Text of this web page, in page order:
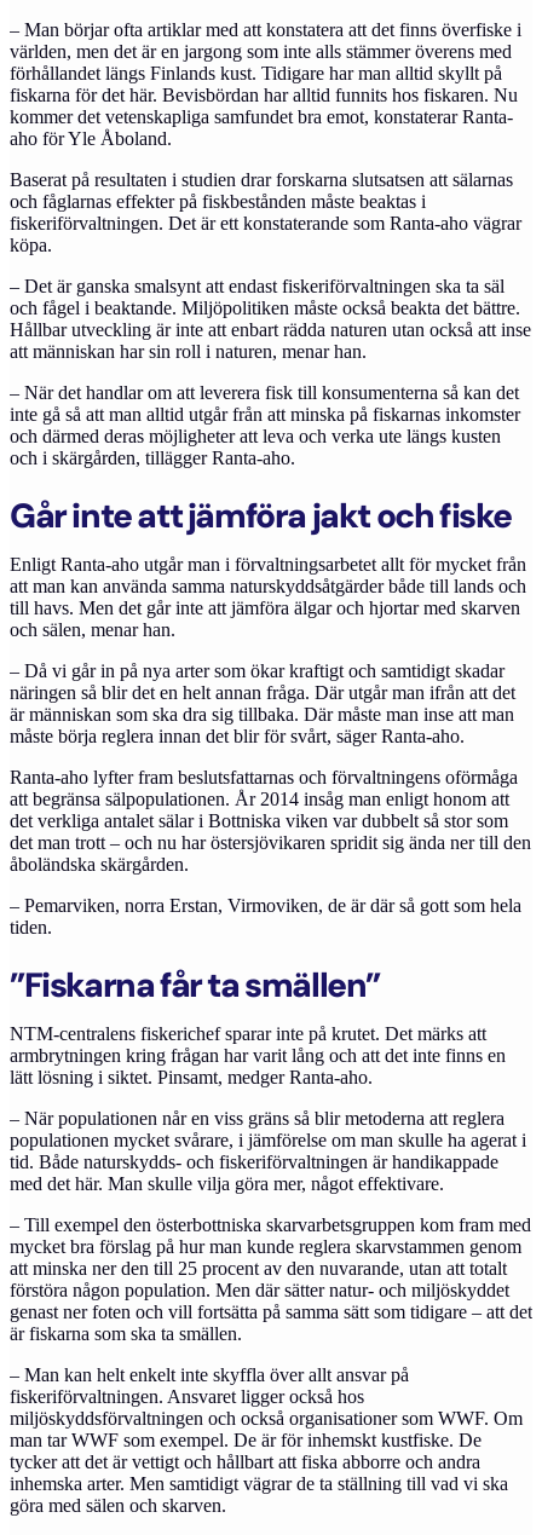
– Man börjar ofta artiklar med att konstatera att det finns överfiske i
världen, men det är en jargong som inte alls stämmer överens med
förhållandet längs Finlands kust. Tidigare har man alltid skyllt på
fiskarna för det här. Bevisbördan har alltid funnits hos fiskaren. Nu
kommer det vetenskapliga samfundet bra emot, konstaterar Ranta-
aho för Yle Åboland.
Baserat på resultaten i studien drar forskarna slutsatsen att sälarnas
och fåglarnas effekter på fiskbestånden måste beaktas i
fiskeriförvaltningen. Det är ett konstaterande som Ranta-aho vägrar
köpa.
– Det är ganska smalsynt att endast fiskeriförvaltningen ska ta säl
och fågel i beaktande. Miljöpolitiken måste också beakta det bättre.
Hållbar utveckling är inte att enbart rädda naturen utan också att inse
att människan har sin roll i naturen, menar han.
– När det handlar om att leverera fisk till konsumenterna så kan det
inte gå så att man alltid utgår från att minska på fiskarnas inkomster
och därmed deras möjligheter att leva och verka ute längs kusten
och i skärgården, tillägger Ranta-aho.
Går inte att jämföra jakt och fiske
Enligt Ranta-aho utgår man i förvaltningsarbetet allt för mycket från
att man kan använda samma naturskyddsåtgärder både till lands och
till havs. Men det går inte att jämföra älgar och hjortar med skarven
och sälen, menar han.
– Då vi går in på nya arter som ökar kraftigt och samtidigt skadar
näringen så blir det en helt annan fråga. Där utgår man ifrån att det
är människan som ska dra sig tillbaka. Där måste man inse att man
måste börja reglera innan det blir för svårt, säger Ranta-aho.
Ranta-aho lyfter fram beslutsfattarnas och förvaltningens oförmåga
att begränsa sälpopulationen. År 2014 insåg man enligt honom att
det verkliga antalet sälar i Bottniska viken var dubbelt så stor som
det man trott – och nu har östersjövikaren spridit sig ända ner till den
åboländska skärgården.
– Pemarviken, norra Erstan, Virmoviken, de är där så gott som hela
tiden.
”Fiskarna får ta smällen”
NTM-centralens fiskerichef sparar inte på krutet. Det märks att
armbrytningen kring frågan har varit lång och att det inte finns en
lätt lösning i siktet. Pinsamt, medger Ranta-aho.
– När populationen når en viss gräns så blir metoderna att reglera
populationen mycket svårare, i jämförelse om man skulle ha agerat i
tid. Både naturskydds- och fiskeriförvaltningen är handikappade
med det här. Man skulle vilja göra mer, något effektivare.
– Till exempel den österbottniska skarvarbetsgruppen kom fram med
mycket bra förslag på hur man kunde reglera skarvstammen genom
att minska ner den till 25 procent av den nuvarande, utan att totalt
förstöra någon population. Men där sätter natur- och miljöskyddet
genast ner foten och vill fortsätta på samma sätt som tidigare – att det
är fiskarna som ska ta smällen.
– Man kan helt enkelt inte skyffla över allt ansvar på
fiskeriförvaltningen. Ansvaret ligger också hos
miljöskyddsförvaltningen och också organisationer som WWF. Om
man tar WWF som exempel. De är för inhemskt kustfiske. De
tycker att det är vettigt och hållbart att fiska abborre och andra
inhemska arter. Men samtidigt vägrar de ta ställning till vad vi ska
göra med sälen och skarven.